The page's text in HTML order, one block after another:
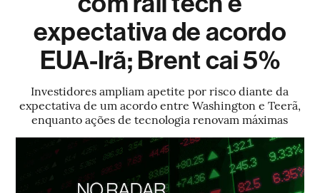
expectativa de acordo
EUA-Irã; Brent cai 5%
Investidores ampliam apetite por risco diante da
expectativa de um acordo entre Washington e Teerã,
enquanto ações de tecnologia renovam máximas